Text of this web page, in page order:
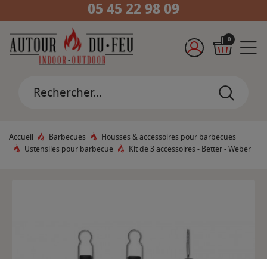
05 45 22 98 09
0
Accueil Barbecues
Housses & accessoires pour barbecues
Ustensiles pour barbecue
Kit de 3 accessoires - Better - Weber